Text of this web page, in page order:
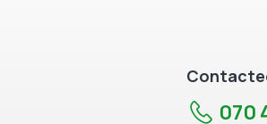
070